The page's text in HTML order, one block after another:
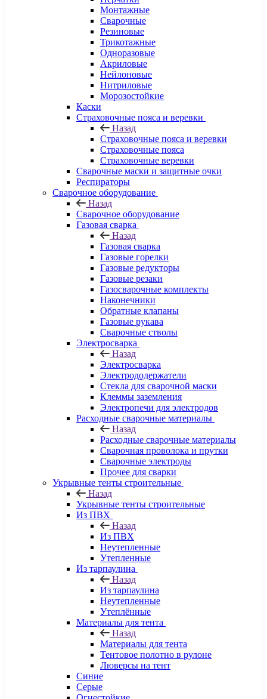
Монтажные
Сварочные
Резиновые
Трикотажные
Одноразовые
Акриловые
Нейлоновые
Нитриловые
Морозостойкие
Каски
Страховочные пояса и веревки
Назад
Страховочные пояса и веревки
Страховочные пояса
Страховочные веревки
Сварочные маски и защитные очки
Респираторы
Сварочное оборудование
Назад
Сварочное оборудование
Газовая сварка
Назад
Газовая сварка
Газовые горелки
Газовые редукторы
Газовые резаки
Газосварочные комплекты
Наконечники
Обратные клапаны
Газовые рукава
Сварочные стволы
Электросварка
Назад
Электросварка
Электрододержатели
Стекла для сварочной маски
Клеммы заземления
Электропечи для электродов
Расходные сварочные материалы
Назад
Расходные сварочные материалы
Сварочная проволока и прутки
Сварочные электроды
Прочее для сварки
Укрывные тенты строительные
Назад
Укрывные тенты строительные
Из ПВХ
Назад
Из ПВХ
Неутепленные
Утепленные
Из тарпаулина
Назад
Из тарпаулина
Неутепленные
Утеплённые
Материалы для тента
Назад
Материалы для тента
Тентовое полотно в рулоне
Люверсы на тент
Синие
Серые